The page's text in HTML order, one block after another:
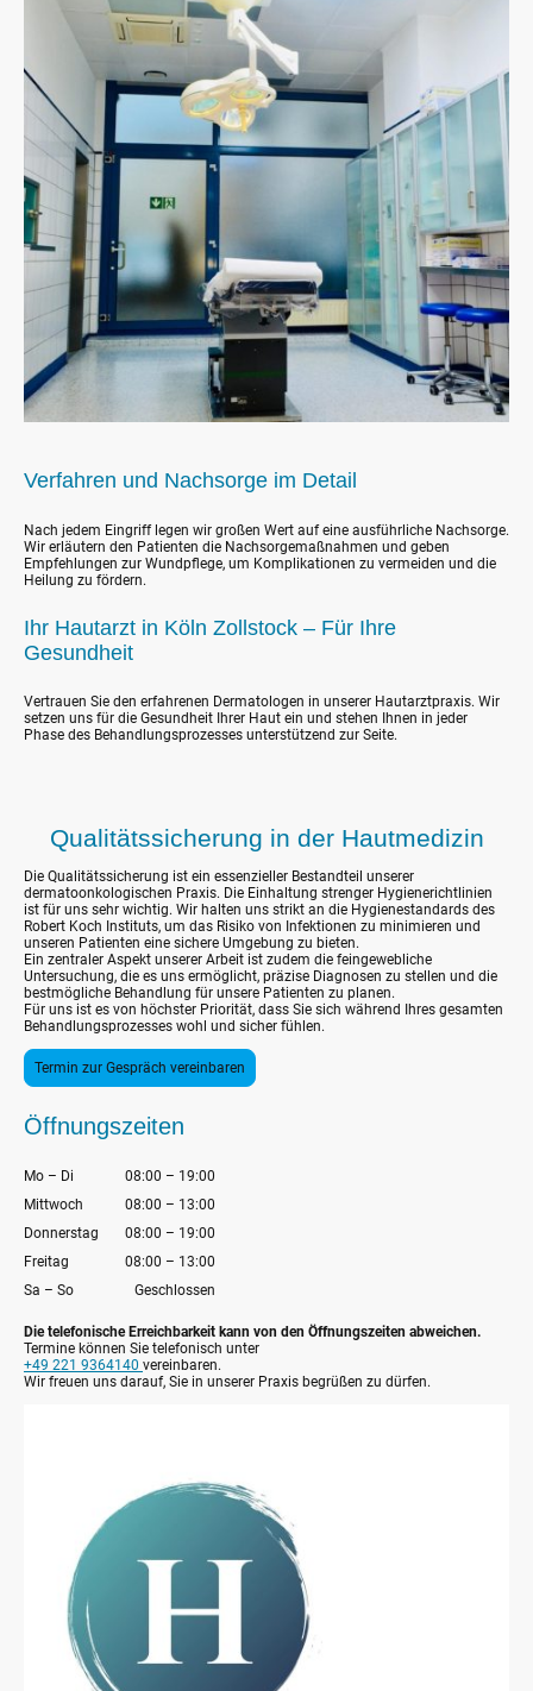
Verfahren und Nachsorge im Detail
Nach jedem Eingriff legen wir großen Wert auf eine ausführliche Nachsorge.
Wir erläutern den Patienten die Nachsorgemaßnahmen und geben
Empfehlungen zur Wundpflege, um Komplikationen zu vermeiden und die
Heilung zu fördern.
Ihr Hautarzt in Köln Zollstock – Für Ihre
Gesundheit
Vertrauen Sie den erfahrenen Dermatologen in unserer Hautarztpraxis. Wir
setzen uns für die Gesundheit Ihrer Haut ein und stehen Ihnen in jeder
Phase des Behandlungsprozesses unterstützend zur Seite.
Qualitätssicherung in der Hautmedizin
Die Qualitätssicherung ist ein essenzieller Bestandteil unserer
dermatoonkologischen Praxis. Die Einhaltung strenger Hygienerichtlinien
ist für uns sehr wichtig. Wir halten uns strikt an die Hygienestandards des
Robert Koch Instituts, um das Risiko von Infektionen zu minimieren und
unseren Patienten eine sichere Umgebung zu bieten.
Ein zentraler Aspekt unserer Arbeit ist zudem die feingewebliche
Untersuchung, die es uns ermöglicht, präzise Diagnosen zu stellen und die
bestmögliche Behandlung für unsere Patienten zu planen.
Für uns ist es von höchster Priorität, dass Sie sich während Ihres gesamten
Behandlungsprozesses wohl und sicher fühlen.
Termin zur Gespräch vereinbaren
Öffnungszeiten
Mo – Di 08:00 – 19:00
Mittwoch
08:00 – 13:00
Donnerstag
08:00 – 19:00
Freitag
08:00 – 13:00
Sa – So Geschlossen
Die telefonische Erreichbarkeit kann von den Öffnungszeiten abweichen.
Termine können Sie telefonisch unter
+49 221 9364140 vereinbaren.
Wir freuen uns darauf, Sie in unserer Praxis begrüßen zu dürfen.